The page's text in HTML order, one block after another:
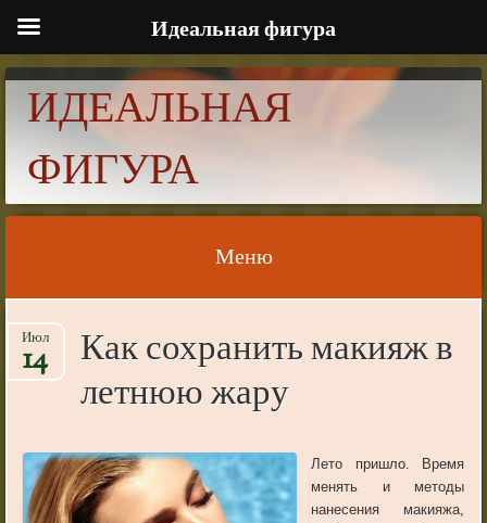
ИДЕАЛЬНАЯ
ФИГУРА
Меню
Skip to content
Как сохранить макияж в
летнюю жару
Июл
14
Лето пришло. Время
менять и методы
нанесения макияжа,
Идеальная фигура